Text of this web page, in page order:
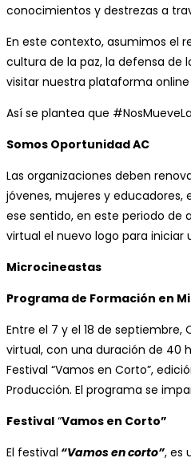
conocimientos y destrezas a
En este contexto, asumimos el
cultura de la paz, la defensa de
visitar nuestra plataforma
Así se plantea que
Somos Oportunidad AC
Las organizaciones deben
jóvenes, mujeres y educadores,
ese sentido, en este periodo de
virtual el nuevo logo para
Microcineastas
Programa de Formación en
Entre el 7 y el 18 de
virtual, con una duración de 40
Festival “Vamos en Corto”,
Producción. El programa se
Festival “Vamos en Corto”
El festival “Vamos en corto”, es